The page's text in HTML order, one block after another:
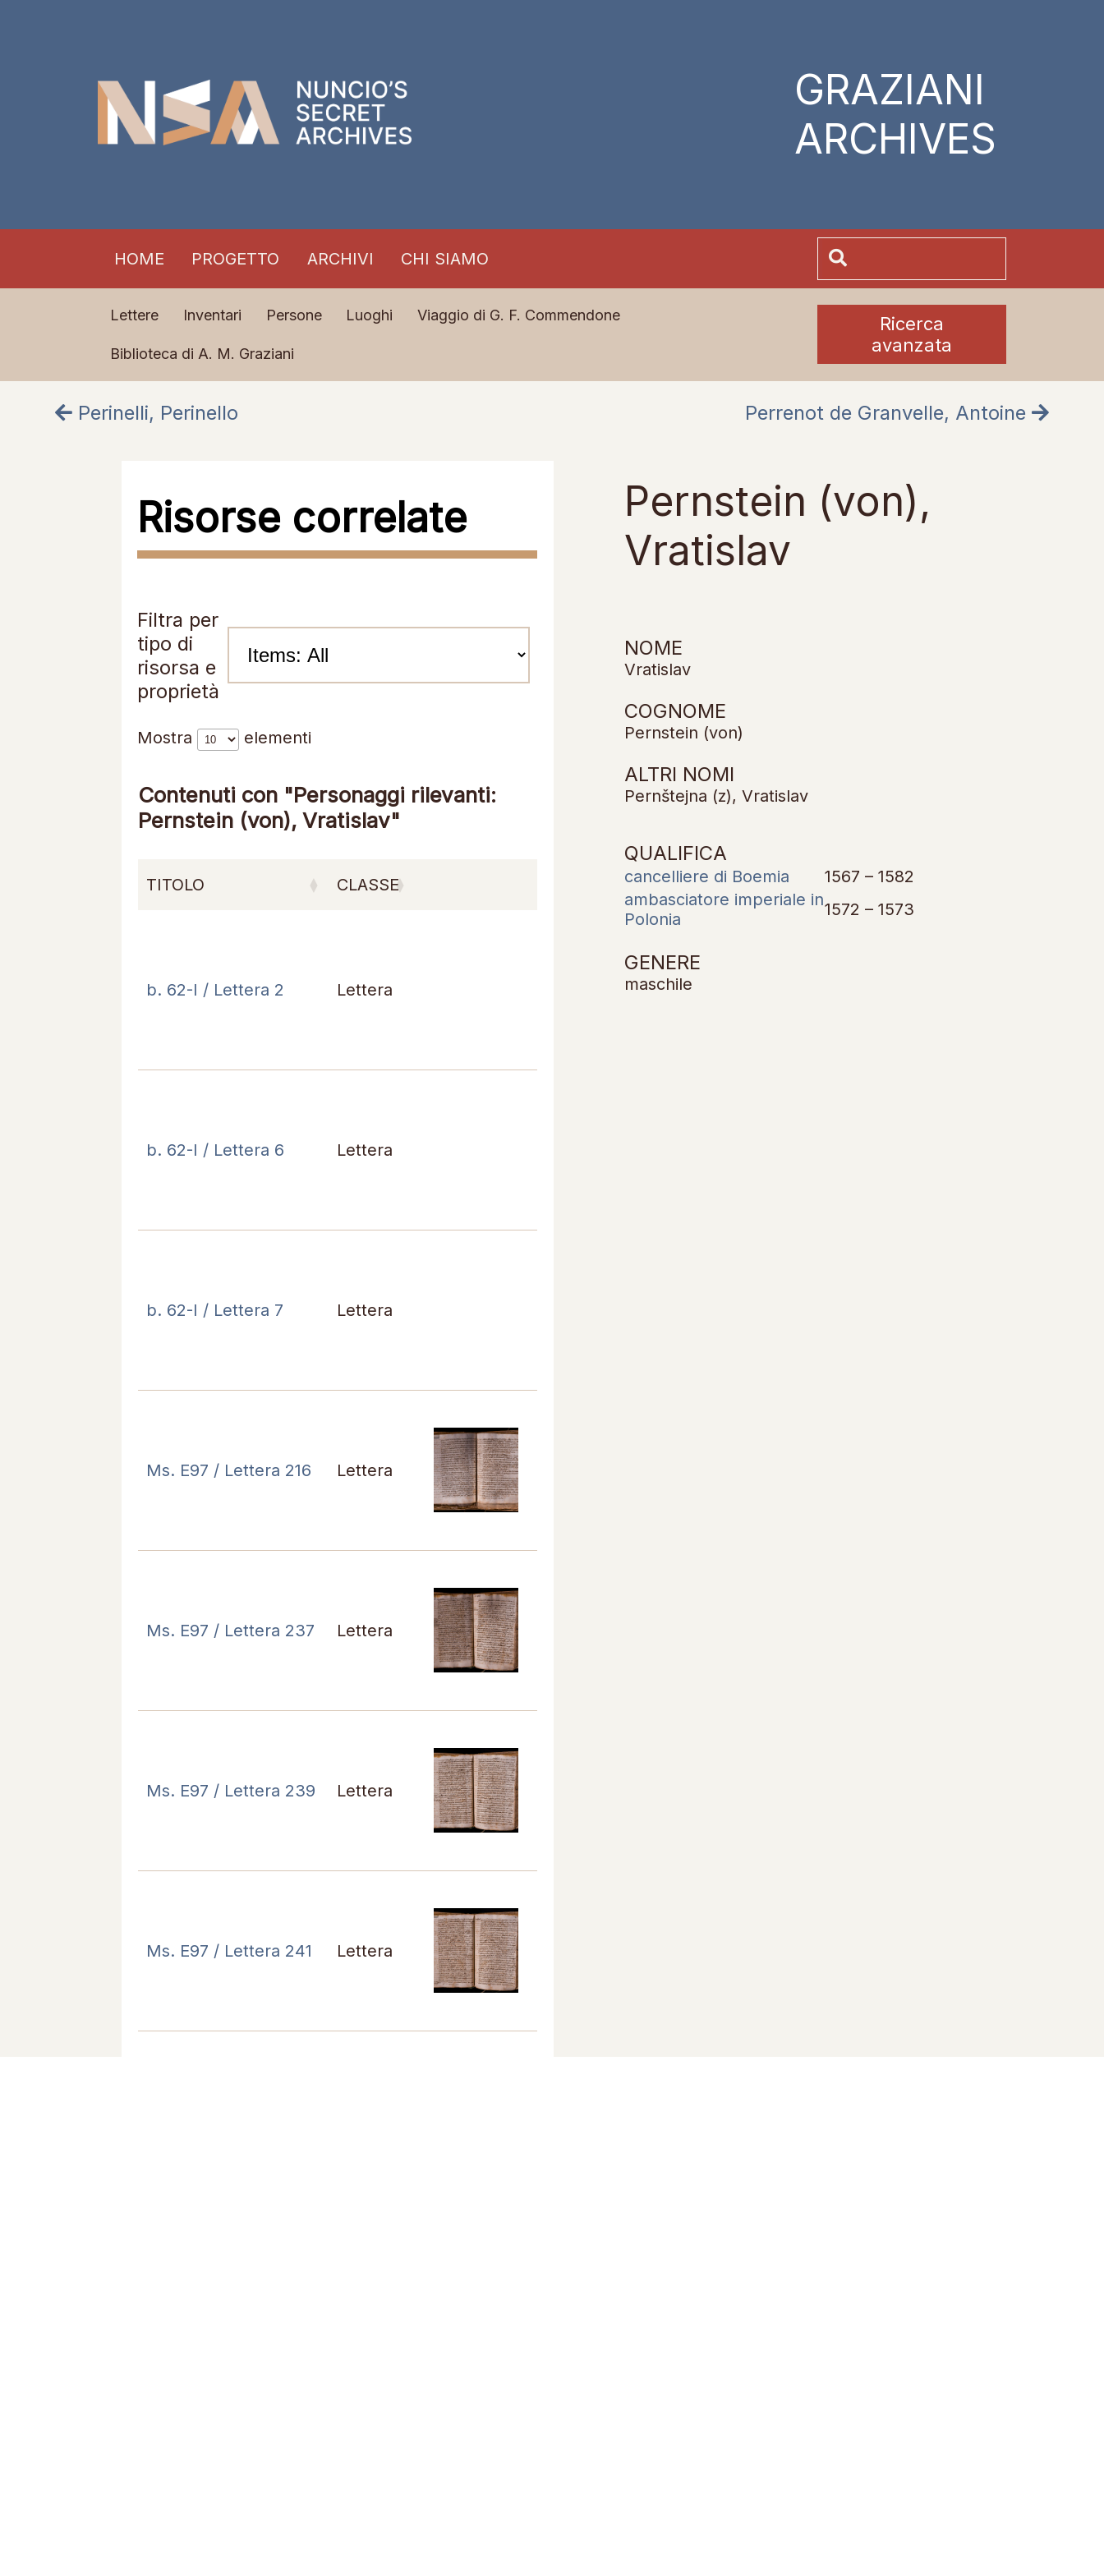
GRAZIANI
ARCHIVES
HOME PROGETTO ARCHIVI CHI SIAMO
Lettere Inventari Persone Luoghi Viaggio di G. F. Commendone
Biblioteca di A. M. Graziani
Ricerca
avanzata
Perinelli, Perinello Perrenot de Granvelle, Antoine
Risorse correlate
Filtra per
tipo di
risorsa e
proprietà
Mostra elementi
Contenuti con "Personaggi rilevanti:
Pernstein (von), Vratislav"
TITOLO CLASSE
b. 62-I / Lettera 2 Lettera
b. 62-I / Lettera 6 Lettera
b. 62-I / Lettera 7 Lettera
Ms. E97 / Lettera 216 Lettera
Ms. E97 / Lettera 237 Lettera
Ms. E97 / Lettera 239 Lettera
Ms. E97 / Lettera 241 Lettera
Pernstein (von),
Vratislav
NOME
Vratislav
COGNOME
Pernstein (von)
ALTRI NOMI
Pernštejna (z), Vratislav
QUALIFICA
cancelliere di Boemia
1567 – 1582
ambasciatore imperiale in
Polonia
1572 – 1573
GENERE
maschile